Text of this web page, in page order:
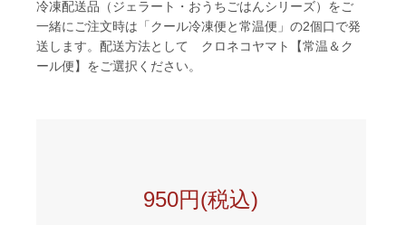
冷凍配送品（ジェラート・おうちごはんシリーズ）をご
一緒にご注文時は「クール冷凍便と常温便」の2個口で発
送します。配送方法として クロネコヤマト【常温＆ク
ール便】をご選択ください。
950円(税込)